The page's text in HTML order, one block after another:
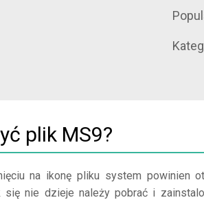
plik MS9?
na ikonę pliku system powinien
się nie dzieje należy pobrać i